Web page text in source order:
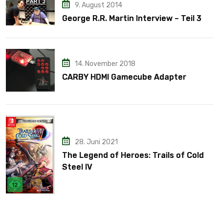
9. August 2014
George R.R. Martin Interview – Teil 3
14. November 2018
CARBY HDMI Gamecube Adapter
28. Juni 2021
The Legend of Heroes: Trails of Cold
Steel IV